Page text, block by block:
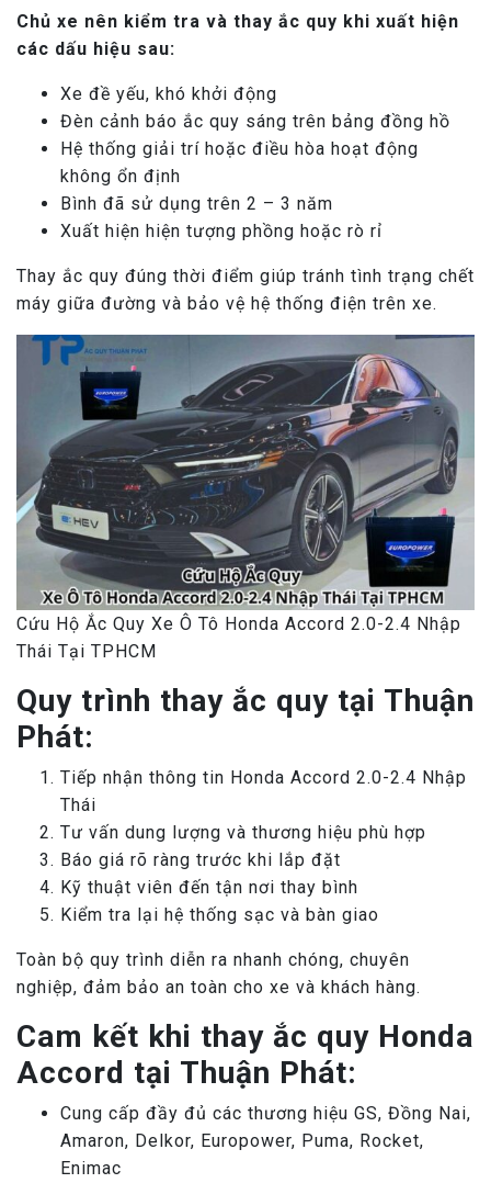
Chủ xe nên kiểm tra và thay ắc quy khi xuất hiện
các dấu hiệu sau:
Xe đề yếu, khó khởi động
Đèn cảnh báo ắc quy sáng trên bảng đồng hồ
Hệ thống giải trí hoặc điều hòa hoạt động
không ổn định
Bình đã sử dụng trên 2 – 3 năm
Xuất hiện hiện tượng phồng hoặc rò rỉ
Thay ắc quy đúng thời điểm giúp tránh tình trạng chết
máy giữa đường và bảo vệ hệ thống điện trên xe.
Cứu Hộ Ắc Quy Xe Ô Tô Honda Accord 2.0-2.4 Nhập
Thái Tại TPHCM
Quy trình thay ắc quy tại Thuận
Phát:
Tiếp nhận thông tin Honda Accord 2.0-2.4 Nhập
Thái
Tư vấn dung lượng và thương hiệu phù hợp
Báo giá rõ ràng trước khi lắp đặt
Kỹ thuật viên đến tận nơi thay bình
Kiểm tra lại hệ thống sạc và bàn giao
Toàn bộ quy trình diễn ra nhanh chóng, chuyên
nghiệp, đảm bảo an toàn cho xe và khách hàng.
Cam kết khi thay ắc quy Honda
Accord tại Thuận Phát:
Cung cấp đầy đủ các thương hiệu GS, Đồng Nai,
Amaron, Delkor, Europower, Puma, Rocket,
Enimac